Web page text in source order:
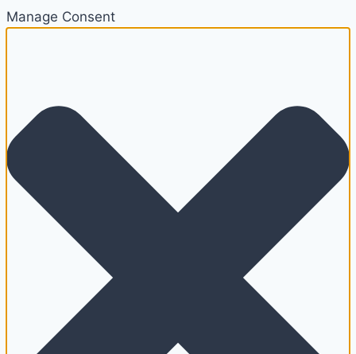
Manage Consent